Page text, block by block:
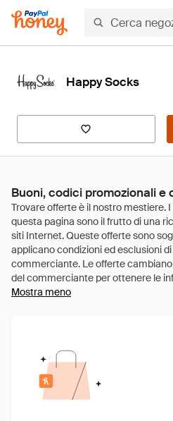
Happy Socks
Buoni, codici promozionali e
Mostra meno